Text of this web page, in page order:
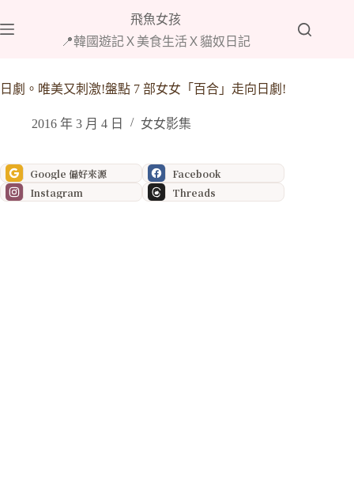
至
內
飛魚女孩
📍韓國遊記Ｘ美食生活Ｘ貓奴日記
日劇。唯美又刺激!盤點 7 部女女「百合」走向日劇!
2016 年 3 月 4 日 女女影集
Google 偏好來源
Facebook
Instagram
Threads